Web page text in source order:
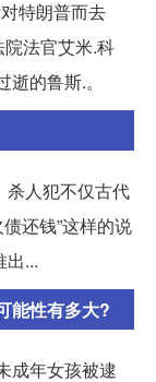
特朗普而去
法官艾米.科
的鲁斯.。
杀人犯不仅古代
还钱”这样的说
出...
能性有多大?
成年女孩被逮